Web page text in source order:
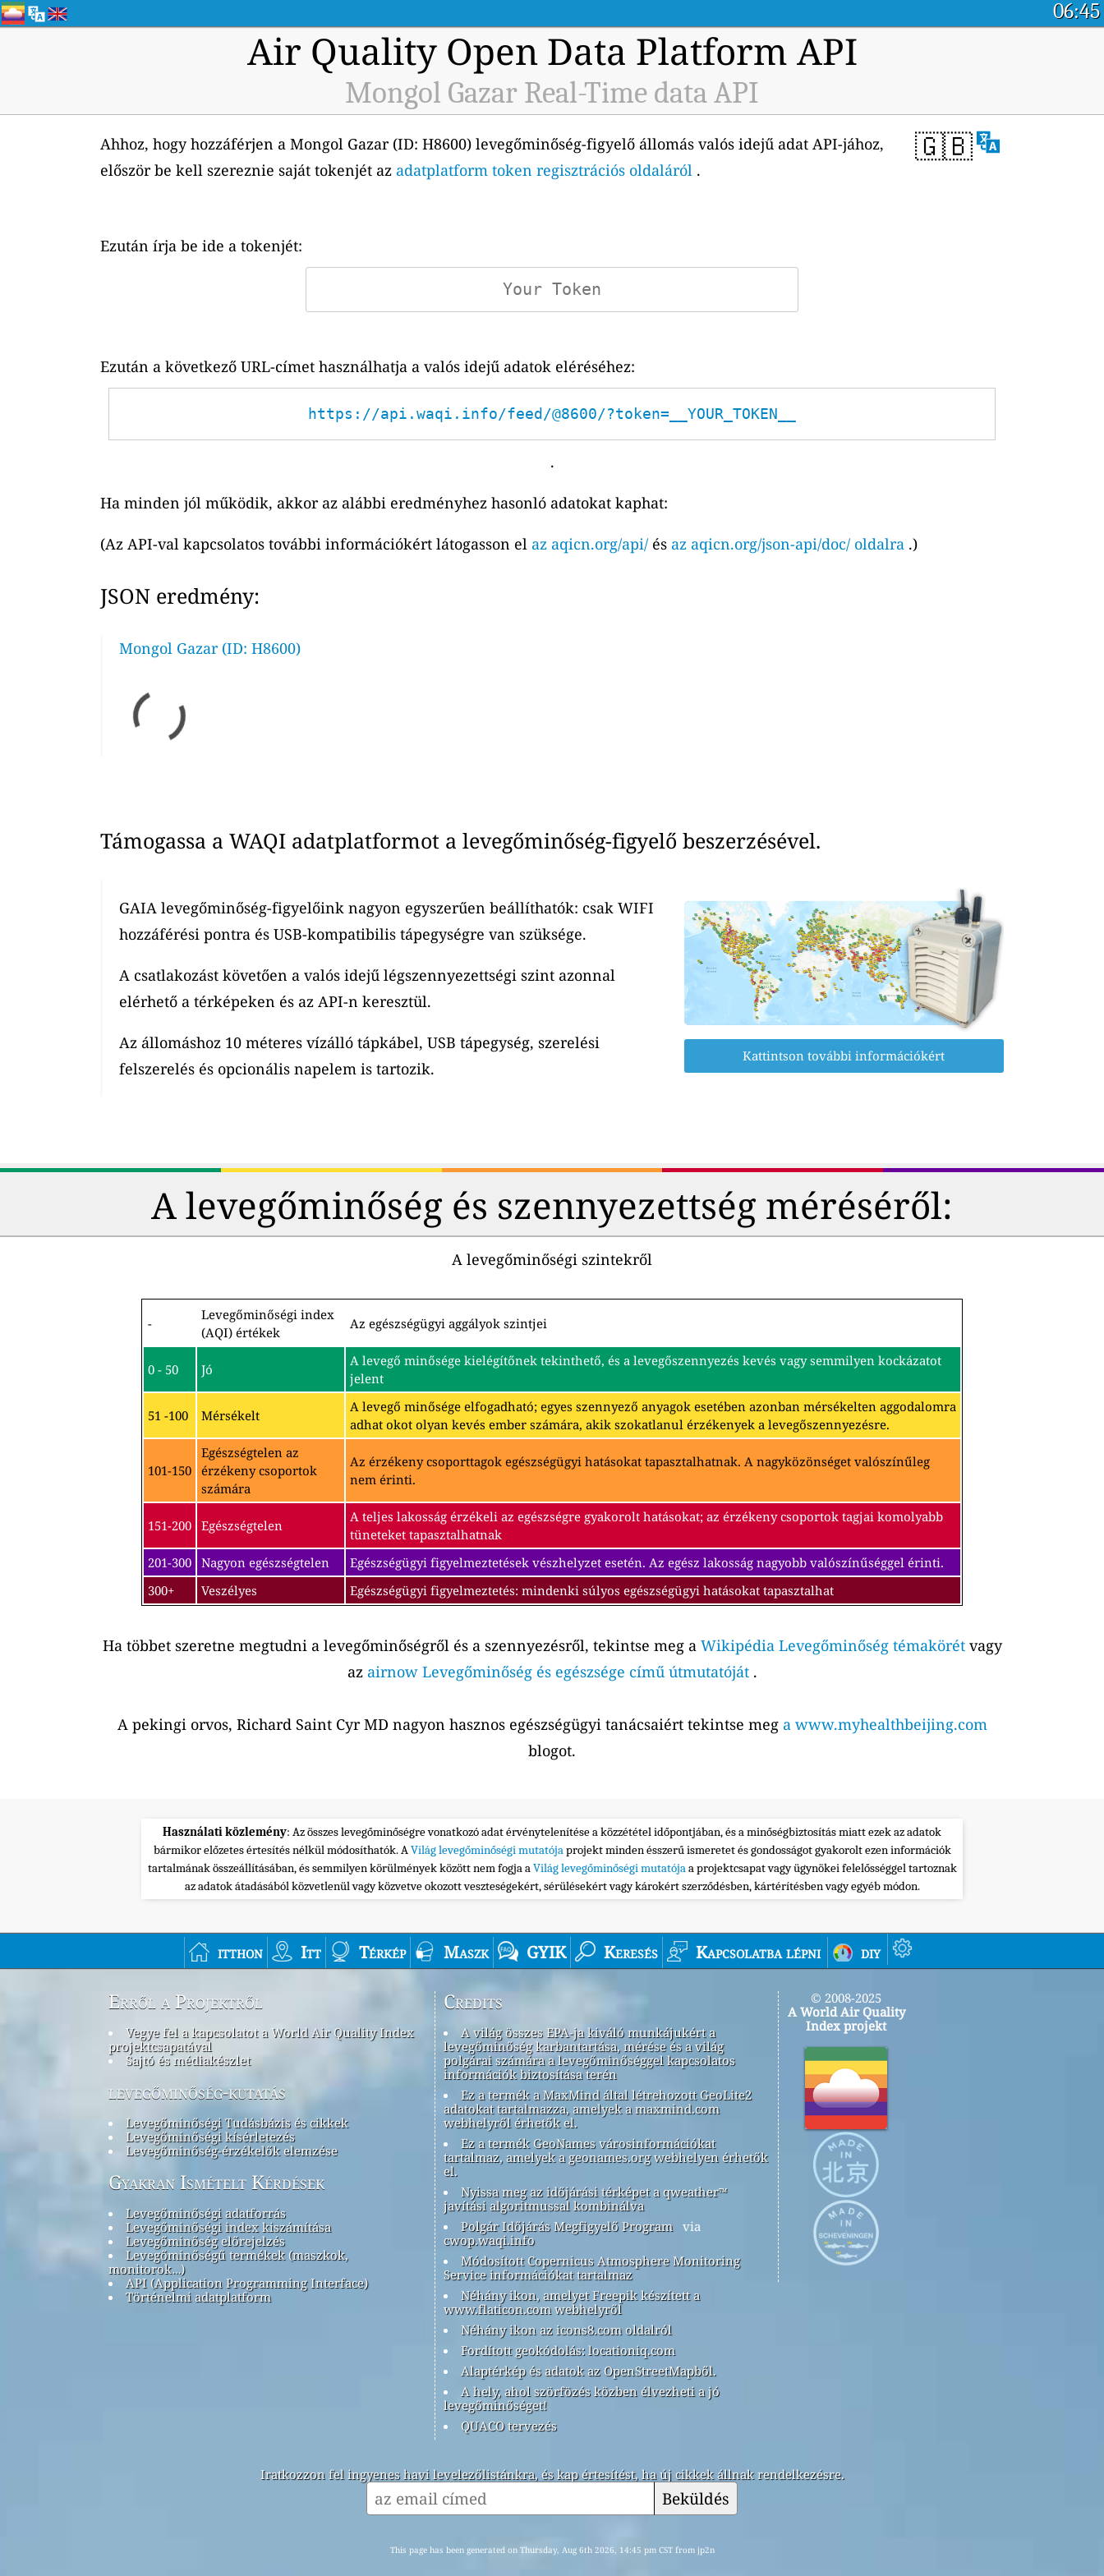
06:45
Air Quality Open Data Platform API
Mongol Gazar Real-Time data API
🇬🇧
Ahhoz, hogy hozzáférjen a Mongol Gazar (ID: H8600) levegőminőség-figyelő állomás valós idejű adat API-jához,
először be kell szereznie saját tokenjét az adatplatform token regisztrációs oldaláról .
Ezután írja be ide a tokenjét:
Ezután a következő URL-címet használhatja a valós idejű adatok eléréséhez:
https://api.waqi.info/feed/@8600/?token=__YOUR_TOKEN__
.
Ha minden jól működik, akkor az alábbi eredményhez hasonló adatokat kaphat:
(Az API-val kapcsolatos további információkért látogasson el az aqicn.org/api/ és az aqicn.org/json-api/doc/ oldalra .)
JSON eredmény:
Mongol Gazar (ID: H8600)
Támogassa a WAQI adatplatformot a levegőminőség-figyelő beszerzésével.
GAIA levegőminőség-figyelőink nagyon egyszerűen beállíthatók: csak WIFI
hozzáférési pontra és USB-kompatibilis tápegységre van szüksége.
A csatlakozást követően a valós idejű légszennyezettségi szint azonnal
elérhető a térképeken és az API-n keresztül.
Az állomáshoz 10 méteres vízálló tápkábel, USB tápegység, szerelési
felszerelés és opcionális napelem is tartozik.
Kattintson további információkért
A levegőminőség és szennyezettség méréséről:
A levegőminőségi szintekről
-
Levegőminőségi index
(AQI) értékek
Az egészségügyi aggályok szintjei
0 - 50 Jó
A levegő minősége kielégítőnek tekinthető, és a levegőszennyezés kevés vagy semmilyen kockázatot
jelent
51 -100 Mérsékelt
A levegő minősége elfogadható; egyes szennyező anyagok esetében azonban mérsékelten aggodalomra
adhat okot olyan kevés ember számára, akik szokatlanul érzékenyek a levegőszennyezésre.
101-150
Egészségtelen az
érzékeny csoportok
számára
Az érzékeny csoporttagok egészségügyi hatásokat tapasztalhatnak. A nagyközönséget valószínűleg
nem érinti.
151-200 Egészségtelen
A teljes lakosság érzékeli az egészségre gyakorolt hatásokat; az érzékeny csoportok tagjai komolyabb
tüneteket tapasztalhatnak
201-300 Nagyon egészségtelen
Egészségügyi figyelmeztetések vészhelyzet esetén. Az egész lakosság nagyobb valószínűséggel érinti.
300+
Veszélyes Egészségügyi figyelmeztetés: mindenki súlyos egészségügyi hatásokat tapasztalhat
Ha többet szeretne megtudni a levegőminőségről és a szennyezésről, tekintse meg a Wikipédia Levegőminőség témakörétvagy
az airnow Levegőminőség és egészsége című útmutatóját.
A pekingi orvos, Richard Saint Cyr MD nagyon hasznos egészségügyi tanácsaiért tekintse meg a www.myhealthbeijing.com
blogot.
Használati közlemény: Az összes levegőminőségre vonatkozó adat érvénytelenítése a közzététel időpontjában, és a minőségbiztosítás miatt ezek az adatok
bármikor előzetes értesítés nélkül módosíthatók. AVilág levegőminőségi mutatójaprojekt minden ésszerű ismeretet és gondosságot gyakorolt ezen információk
tartalmának összeállításában, és semmilyen körülmények között nem fogja aVilág levegőminőségi mutatójaa projektcsapat vagy ügynökei felelősséggel tartoznak
az adatok átadásából közvetlenül vagy közvetve okozott veszteségekért, sérülésekért vagy károkért szerződésben, kártérítésben vagy egyéb módon.
itthon Itt Térkép Maszk GYIK Keresés Kapcsolatba lépni diy
Erről a Projektről
Vegye fel a kapcsolatot a World Air Quality Index
projektcsapatával
Sajtó és médiakészlet
levegőminőség-kutatás
Levegőminőségi Tudásbázis és cikkek
Levegőminőségi kísérletezés
Levegőminőség-érzékelők elemzése
Gyakran Ismételt Kérdések
Levegőminőségi adatforrás
Levegőminőségi index kiszámítása
Levegőminőség előrejelzés
Levegőminőségű termékek (maszkok,
monitorok…)
API (Application Programming Interface)
Történelmi adatplatform
Credits
A világ összes EPA-ja kiváló munkájukért a
levegőminőség karbantartása, mérése és a világ
polgárai számára a levegőminőséggel kapcsolatos
információk biztosítása terén
Ez a termék a MaxMind által létrehozott GeoLite2
adatokat tartalmazza, amelyek a maxmind.com
webhelyről érhetők el.
Ez a termék GeoNames városinformációkat
tartalmaz, amelyek a geonames.org webhelyen érhetők
el.
Nyissa meg az időjárási térképet a qweather™
javítási algoritmussal kombinálva
Polgár Időjárás Megfigyelő Program via
cwop.waqi.info
Módosított Copernicus Atmosphere Monitoring
Service információkat tartalmaz
Néhány ikon, amelyet Freepik készített a
www.flaticon.com webhelyről
Néhány ikon az icons8.com oldalról
Fordított geokódolás: locationiq.com
Alaptérkép és adatok az OpenStreetMapből.
A hely, ahol szörfözés közben élvezheti a jó
levegőminőséget!
QUACO tervezés
© 2008-2025
A World Air Quality
Index projekt
Iratkozzon fel ingyenes havi levelezőlistánkra, és kap értesítést, ha új cikkek állnak rendelkezésre.
Beküldés
This page has been generated on Thursday, Aug 6th 2026, 14:45 pm CST from jp2n